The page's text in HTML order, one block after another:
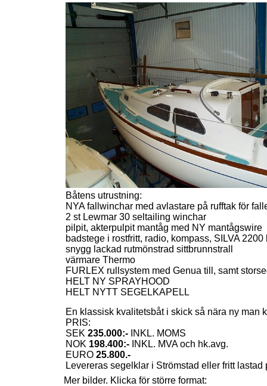
Båtens utrustning:
NYA fallwinchar med avlastare på rufftak för
2 st Lewmar 30 seltailing winchar
pilpit, akterpulpit mantåg med NY mantågswire
badstege i rostfritt, radio, kompass, SILVA 2200
snygg lackad rutmönstrad sittbrunnstrall
värmare Thermo
FURLEX rullsystem med Genua till, samt
HELT NY SPRAYHOOD
HELT NYTT SEGELKAPELL
En klassisk kvalitetsbåt i skick så nära ny man
PRIS:
SEK 235.000:-INKL. MOMS
NOK 198.400:-INKL. MVA och hk.avg.
EURO 25.800.-
Levereras segelklar i Strömstad eller fritt
Mer bilder. Klicka för större format: